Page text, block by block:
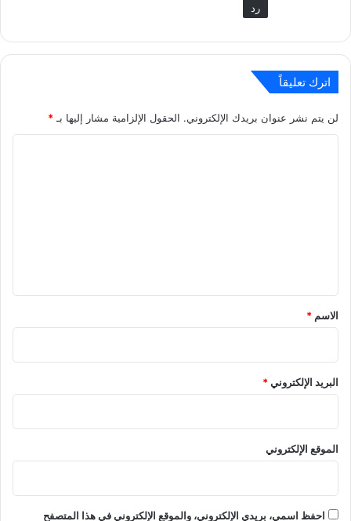
رد
اترك تعليقاً
لن يتم نشر عنوان بريدك الإلكتروني. الحقول الإلزامية مشار إليها بـ *
*
الاسم *
البريد الإلكتروني*
الموقع الإلكتروني
احفظ اسمي، بريدي الإلكتروني، والموقع الإلكتروني في هذا المتصفح